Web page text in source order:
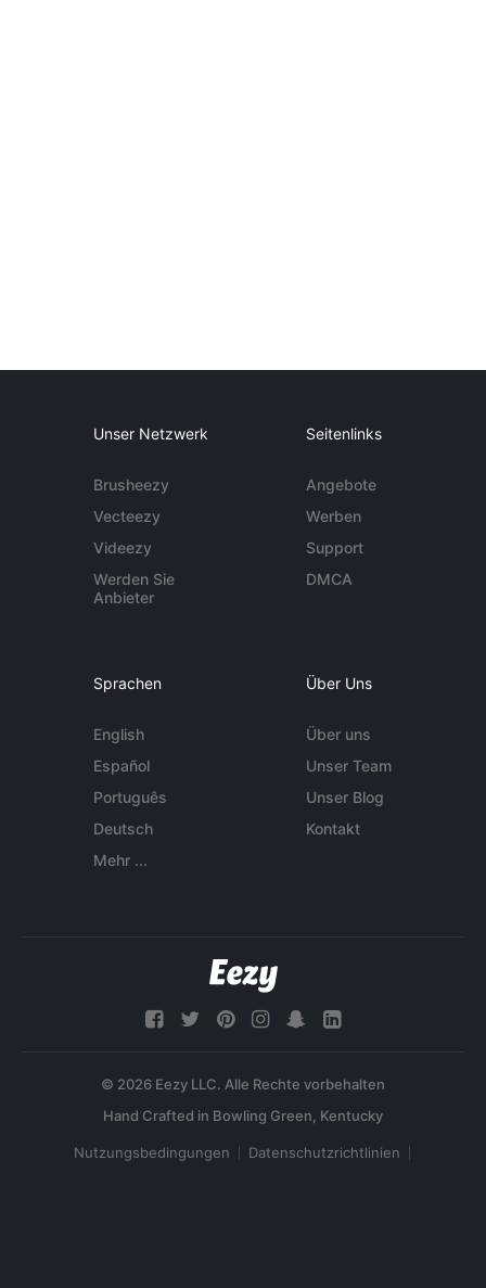
Unser Netzwerk
Brusheezy
Vecteezy
Videezy
Werden Sie
Anbieter
Seitenlinks
Angebote
Werben
Support
DMCA
Sprachen
English
Español
Português
Deutsch
Mehr ...
Über Uns
Über uns
Unser Team
Unser Blog
Kontakt
© 2026 Eezy LLC. Alle Rechte vorbehalten
Nutzungsbedingungen Datenschutzrichtlinien